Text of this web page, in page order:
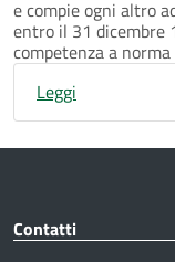
e compie ogni altro
entro il 31 dicembre
competenza a
Leggi
Contatti